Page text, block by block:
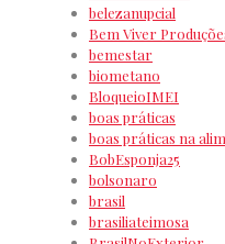
belezanupcial
Bem Viver
bemestar
biometano
BloqueioIMEI
boas práticas
boas práticas na
BobEsponja25
bolsonaro
brasil
brasiliateimosa